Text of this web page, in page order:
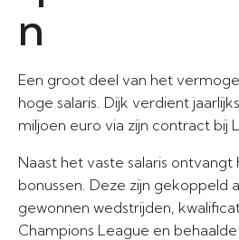
n
Een groot deel van het
hoge salaris. Dijk verdient
miljoen euro via zijn contract bij
Naast het vaste salaris ontvangt
bonussen. Deze zijn gekoppeld
gewonnen wedstrijden,
Champions League en